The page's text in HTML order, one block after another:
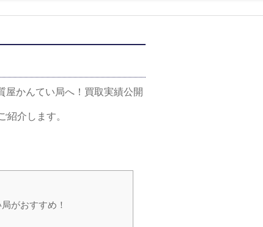
屋かんてい局へ！買取実績公開
紹介します。
がおすすめ！